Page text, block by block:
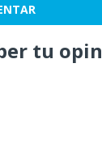
tu